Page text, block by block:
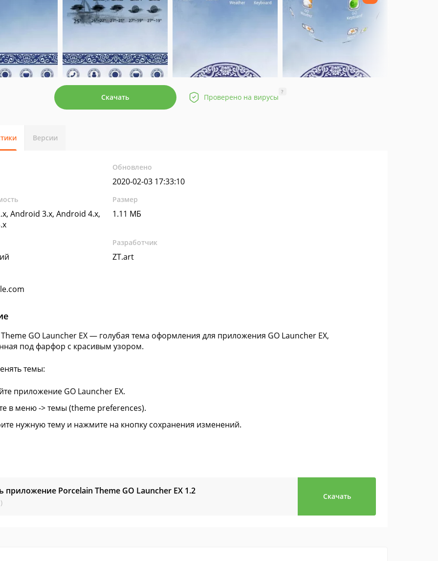
Скачать Проверено на вирусы
?
Версии
Обновлено
2020-02-03 17:33:10
Android 3.x, Android 4.x,
Размер
1.11 МБ
Разработчик
ZT.art
GO Launcher EX — голубая тема оформления для приложения GO Launcher EX,
под фарфор с красивым узором.
темы:
приложение GO Launcher EX.
в меню -> темы (theme preferences).
нужную тему и нажмите на кнопку сохранения изменений.
приложение Porcelain Theme GO Launcher EX 1.2
Скачать